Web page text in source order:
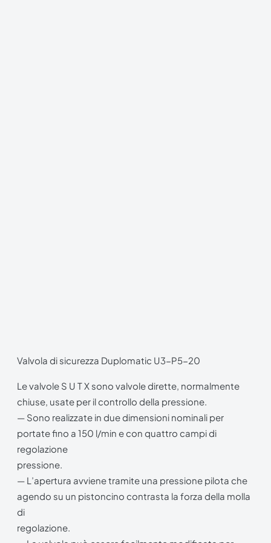
Valvola di sicurezza Duplomatic U3-P5-20
Le valvole S U T X sono valvole dirette, normalmente
chiuse, usate per il controllo della pressione.
— Sono realizzate in due dimensioni nominali per
portate fino a 150 l/min e con quattro campi di
regolazione
pressione.
— L’apertura avviene tramite una pressione pilota che
agendo su un pistoncino contrasta la forza della molla
di
regolazione.